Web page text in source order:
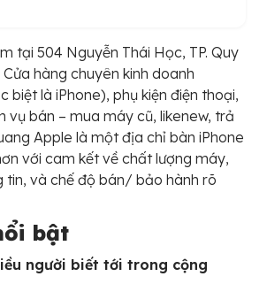
tại 504 Nguyễn Thái Học, TP. Quy
hàng chuyên kinh doanh
biệt là iPhone), phụ kiện điện thoại,
vụ bán – mua máy cũ, likenew, trả
Apple là một địa chỉ bàn iPhone
với cam kết về chất lượng máy,
tin, và chế độ bán/ bảo hành rõ
bật
người biết tới trong cộng